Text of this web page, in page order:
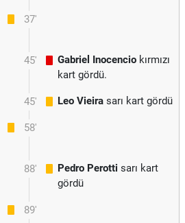
37'
45' Gabriel Inocencio kırmızı
kart gördü.
45' Leo Vieira sarı kart gördü
58'
88' Pedro Perotti sarı kart
gördü
89'